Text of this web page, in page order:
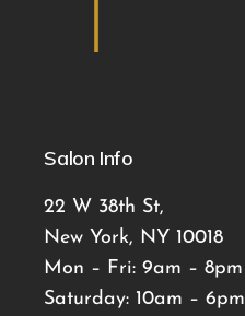
Salon Info
22 W 38th St,
New York, NY 10018
Mon – Fri: 9am – 8pm
Saturday: 10am – 6pm